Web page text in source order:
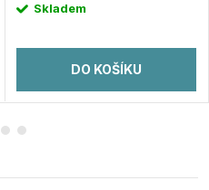
Skladem
DO KOŠÍKU